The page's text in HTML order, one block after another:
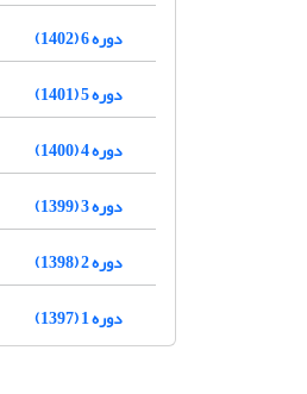
دوره 6 (1402)
دوره 5 (1401)
دوره 4 (1400)
دوره 3 (1399)
دوره 2 (1398)
دوره 1 (1397)